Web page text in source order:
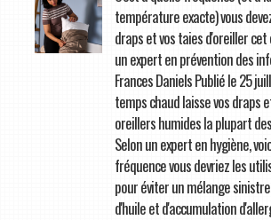
température exacte) vous
draps et vos taies d'oreiller cet
un expert en prévention des
Frances Daniels Publié le 25
temps chaud laisse vos draps
oreillers humides la plupart
Selon un expert en hygiène,
fréquence vous devriez les
pour éviter un mélange
d'huile et d'accumulation